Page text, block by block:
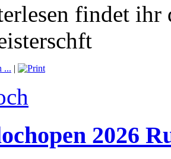
findet ihr
... |
2026